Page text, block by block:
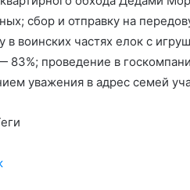
сбор и отправку на
в воинских частях елок с
83%; проведение в
уважения в адрес семей